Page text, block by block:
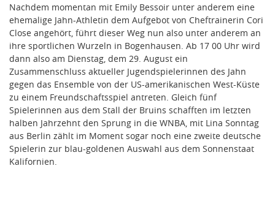
Nachdem momentan mit Emily Bessoir unter anderem eine
ehemalige Jahn-Athletin dem Aufgebot von Cheftrainerin Cori
Close angehört, führt dieser Weg nun also unter anderem an
ihre sportlichen Wurzeln in Bogenhausen. Ab 17 00 Uhr wird
dann also am Dienstag, dem 29. August ein
Zusammenschluss aktueller Jugendspielerinnen des Jahn
gegen das Ensemble von der US-amerikanischen West-Küste
zu einem Freundschaftsspiel antreten. Gleich fünf
Spielerinnen aus dem Stall der Bruins schafften im letzten
halben Jahrzehnt den Sprung in die WNBA, mit Lina Sonntag
aus Berlin zählt im Moment sogar noch eine zweite deutsche
Spielerin zur blau-goldenen Auswahl aus dem Sonnenstaat
Kalifornien.